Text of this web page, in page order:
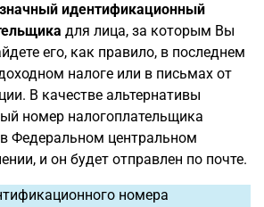
идентификационный
для лица, за которым Вы
его, как правило, в последнем
налоге или в письмах от
В качестве альтернативы
номер налогоплательщика
Федеральном центральном
и он будет отправлен по почте.
номера